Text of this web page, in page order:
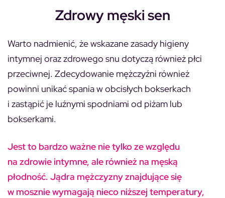
Zdrowy męski sen
Warto nadmienić, że wskazane zasady higieny
intymnej oraz zdrowego snu dotyczą również płci
przeciwnej. Zdecydowanie mężczyźni również
powinni unikać spania w obcisłych bokserkach
i zastąpić je luźnymi spodniami od piżam lub
bokserkami.
Jest to bardzo ważne nie tylko ze względu
na zdrowie intymne, ale również na męską
płodność. Jądra mężczyzny znajdujące się
w mosznie wymagają nieco niższej temperatury,